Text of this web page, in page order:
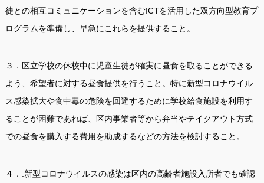
徒との相互コミュニケーションを含むICTを活用した双方向型教育プ
ログラムを準備し、早急にこれらを提供すること。
３．区立学校の休校中に児童生徒が確実に昼食を取ることができる
よう、希望者に対する昼食提供を行うこと。特に新型コロナウイル
ス感染拡大や食中毒の危険を回避するために学校給食施設を利用す
ることが困難であれば、区内事業者等から弁当やテイクアウト方式
での昼食を購入する費用を助成するなどの方法を検討すること。
４．.新型コロナウイルスの感染は区内の高齢者施設入所者でも確認